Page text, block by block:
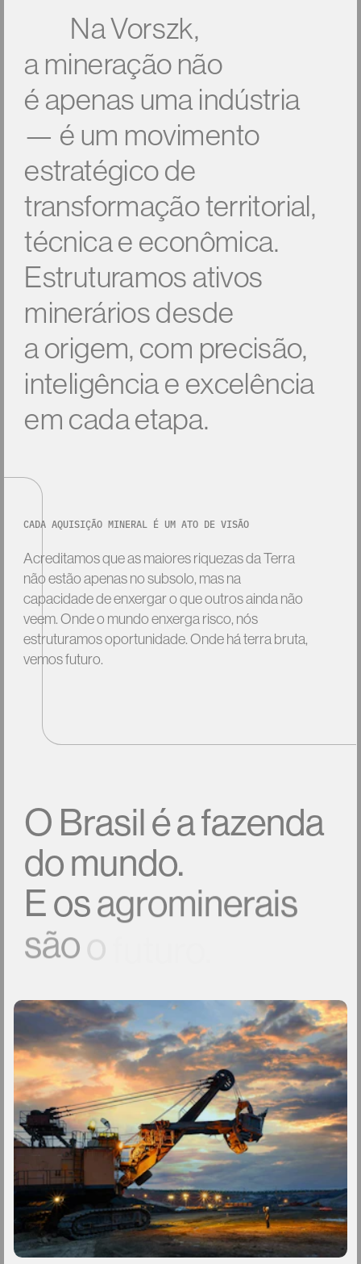
NaVorszk,
a mineração não
é apenas uma indústria
— é um movimento
estratégicode
transformaçãoterritorial,
técnicae econômica.
Estruturamos ativos
mineráriosdesde
aorigem, com precisão,
inteligênciae excelência
em cadaetapa.
CADA AQUISIÇÃO MINERAL É UM ATO DE VISÃO
Acreditamosqueasmaioresriquezasda Terra
não estão apenasno subsolo, masna
capacidadedeenxergaroqueoutrosainda não
veem. Ondeo mundo enxerga risco, nós
estruturamosoportunidade. Ondehá terra bruta,
vemosfuturo.
O Brasiléafazenda
domundo.
Eosagrominerais
são